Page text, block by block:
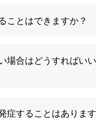
。詳しくはご相談く
動性を改善する根本
方が手術を回避できて
で根本的な改善を目
ことはできますか？
可能です。早期発見
なります。
場合はどうすればい
をかばうことで負担
症することはあります